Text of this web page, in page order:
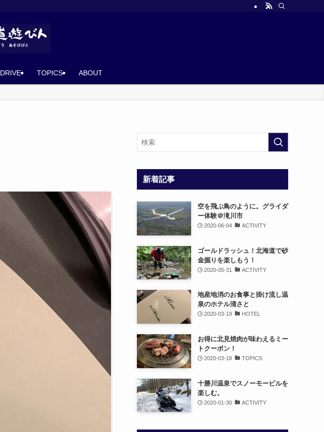
DRIVE TOPICS ABOUT
新着記事
空を飛ぶ鳥のように。グライダ
ー体験＠滝川市
2020-06-04 ACTIVITY
ゴールドラッシュ！北海道で砂
金掘りを楽しもう！
2020-05-31 ACTIVITY
地産地消のお食事と掛け流し温
泉のホテル清さと
2020-03-19 HOTEL
お得に北見焼肉が味わえるミー
トクーポン！
2020-03-18 TOPICS
十勝川温泉でスノーモービルを
楽しむ。
2020-01-30 ACTIVITY